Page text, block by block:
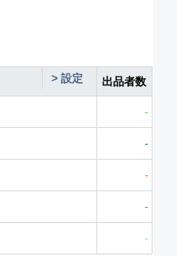
> 設定 出品者数
-
-
-
-
-